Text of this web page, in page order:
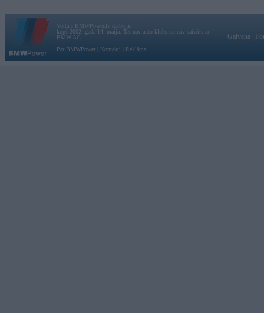
Vortāls BMWPower.lv darbojas
kopš 2002. gada 14. maija. Tas nav auto klubs un nav saistīts ar
BMW AG.
Par BMWPower
Kontakti Reklāma
Galvena